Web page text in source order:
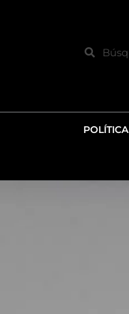
Search
POLÍTICA